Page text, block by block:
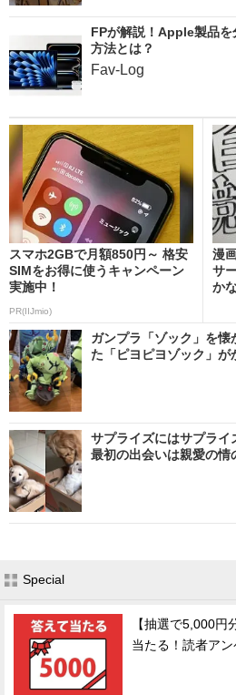
FPが解説！Apple製品を
方法とは？
Fav-Log
スマホ2GBで月額850円～ 格安
SIMをお得に使うキャンペーン
実施中！
PR(IIJmio)
漫
サ
か
ガンプラ「ゾック」を
た「ピヨピヨゾック」
サプライズにはサプラ
最初の出会いは親愛の情
Special
【抽選で5,000円
当たる！読者ア